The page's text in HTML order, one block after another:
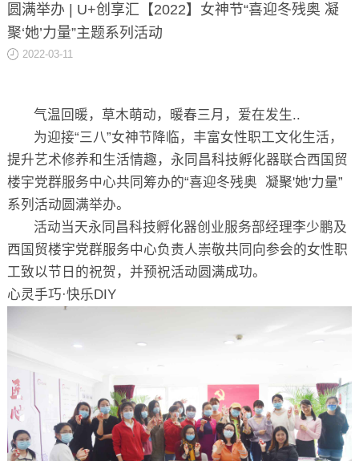
创新
圆满举办 | U+创享汇【2022】女神节“喜迎冬残奥 凝
聚‘她’力量”主题系列活动
2022-03-11
气温回暖，草木萌动，暖春三月，爱在发生..
为迎接“三八”女神节降临，丰富女性职工文化生活，
提升艺术修养和生活情趣，永同昌科技孵化器联合西国贸
楼宇党群服务中心共同筹办的“喜迎冬残奥 凝聚'她'力量”
系列活动圆满举办。
活动当天永同昌科技孵化器创业服务部经理李少鹏及
西国贸楼宇党群服务中心负责人崇敬共同向参会的女性职
工致以节日的祝贺，并预祝活动圆满成功。
心灵手巧·快乐DIY